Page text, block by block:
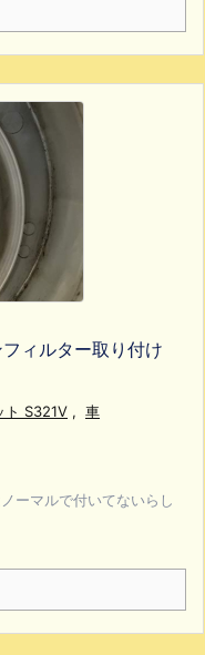
ィルター取り付け
ト S321V , 車
ーマルで付いてないらし